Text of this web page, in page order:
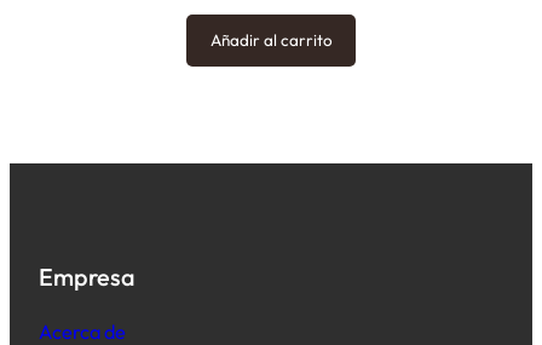
Añadir al carrito
Empresa
Acerca de